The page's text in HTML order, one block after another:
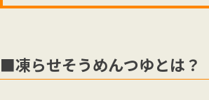
■凍らせそうめんつゆとは？